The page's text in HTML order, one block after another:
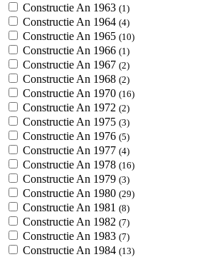
Constructie An 1963 (1)
Constructie An 1964 (4)
Constructie An 1965 (10)
Constructie An 1966 (1)
Constructie An 1967 (2)
Constructie An 1968 (2)
Constructie An 1970 (16)
Constructie An 1972 (2)
Constructie An 1975 (3)
Constructie An 1976 (5)
Constructie An 1977 (4)
Constructie An 1978 (16)
Constructie An 1979 (3)
Constructie An 1980 (29)
Constructie An 1981 (8)
Constructie An 1982 (7)
Constructie An 1983 (7)
Constructie An 1984 (13)